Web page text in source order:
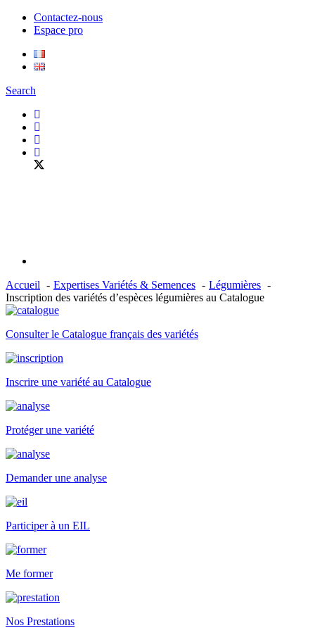
Contactez-nous
Espace pro
Search
Accueil Expertises Variétés & Semences
Légumières
Inscription des variétés d’espèces légumières au Catalogue
Consulter le Catalogue français des variétés
Inscrire une variété au Catalogue
Protéger une variété
Demander une analyse
Participer à un EIL
Me former
Nos Prestations